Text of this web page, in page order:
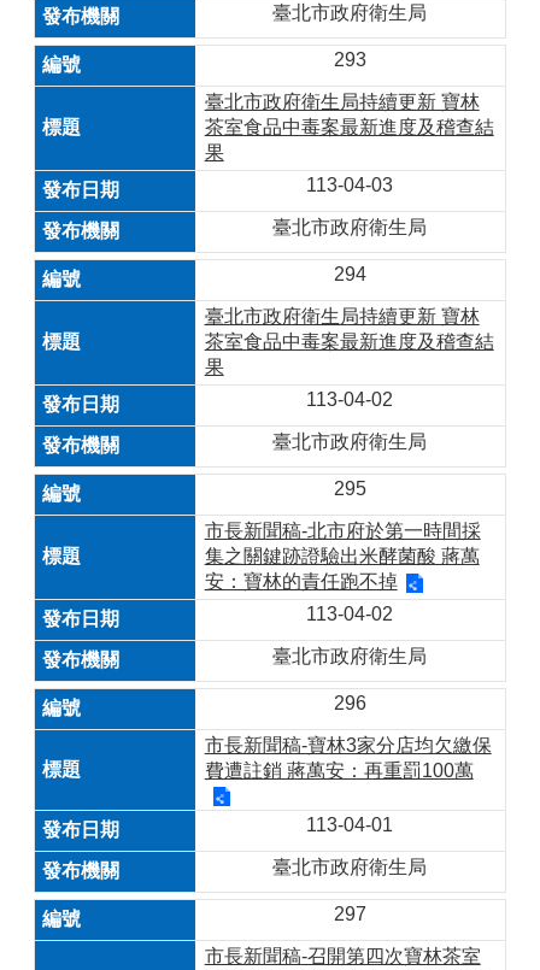
臺北市政府衛生局
293
臺北市政府衛生局持續更新 寶林
茶室食品中毒案最新進度及稽查結
果
113-04-03
臺北市政府衛生局
294
臺北市政府衛生局持續更新 寶林
茶室食品中毒案最新進度及稽查結
果
113-04-02
臺北市政府衛生局
295
市長新聞稿-北市府於第一時間採
集之關鍵跡證驗出米酵菌酸 蔣萬
安：寶林的責任跑不掉
113-04-02
臺北市政府衛生局
296
市長新聞稿-寶林3家分店均欠繳保
費遭註銷 蔣萬安：再重罰100萬
113-04-01
臺北市政府衛生局
297
市長新聞稿-召開第四次寶林茶室